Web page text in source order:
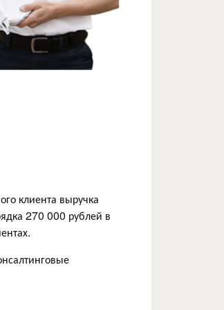
клиента выручка
270 000 рублей в